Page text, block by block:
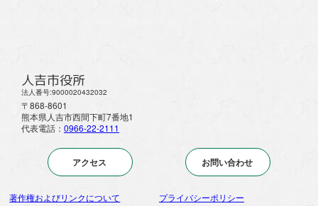
人吉市役所
法人番号:9000020432032
〒868-8601
熊本県人吉市西間下町7番地1
代表電話： 0966-22-2111
アクセス お問い合わせ
著作権およびリンクについて
プライバシーポリシー